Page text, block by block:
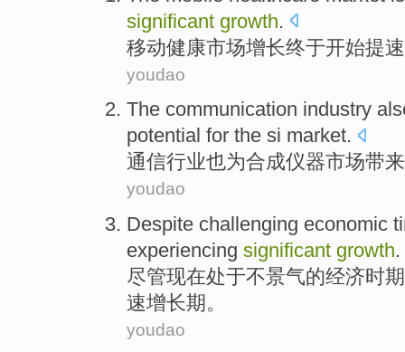
significant growth.
移动健康市场增长终于开始提速
youdao
The communication industry
potential for the si market.
通信行业也为合成仪器市场带
youdao
Despite challenging economic
experiencing significant growth.
尽管现在处于不景气的经济时期
速增长期。
youdao